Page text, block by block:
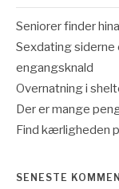
Seniorer finder
Sexdating
engangsknald
Overnatning i
Der er mange
Find kærligheden
SENESTE